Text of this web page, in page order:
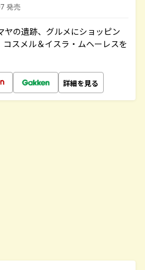
発売
ヤの遺跡、グルメにショッピン
スメル＆イスラ・ムヘーレスを
詳細を見る